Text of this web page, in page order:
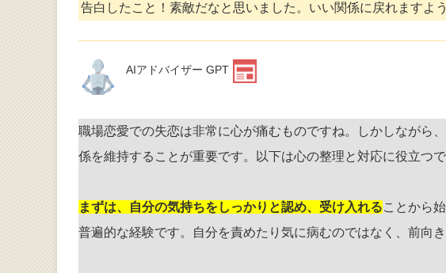
告白したこと！素敵だなと思いました。いい関係に戻れますよう
AIアドバイザー GPT
職場恋愛での失恋は非常に心が痛むものですね。しかしながら
係を維持することが重要です。以下は心の整理と対応に役立つで
まずは、自分の気持ちをしっかりと認め、受け入れることから
普遍的な経験です。自分を責めたり気に病むのではなく、前向